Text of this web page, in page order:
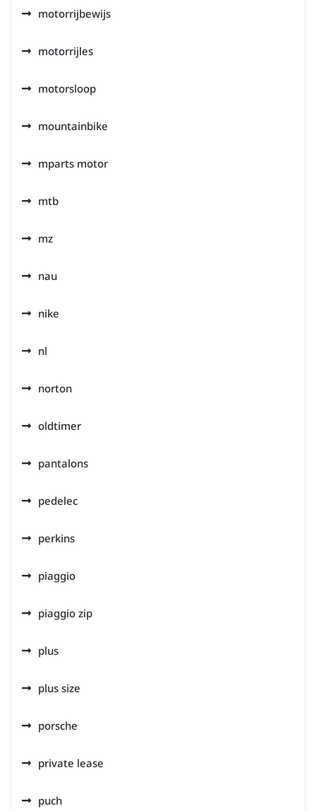
motorrijbewijs
motorrijles
motorsloop
mountainbike
mparts motor
mtb
mz
nau
nike
nl
norton
oldtimer
pantalons
pedelec
perkins
piaggio
piaggio zip
plus
plus size
porsche
private lease
puch